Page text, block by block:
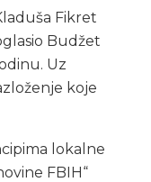
Fikret
Budžet
Uz
koje
lokalne
FBIH“